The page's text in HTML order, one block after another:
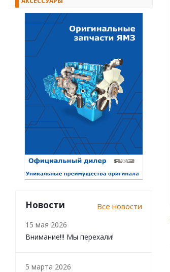
Новости Все новости
15 мая 2026
Внимание!!! Мы перехали!
5 марта 2026